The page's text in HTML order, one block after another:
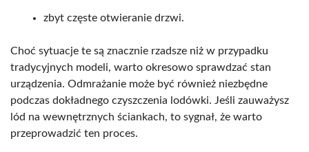
zbyt częste otwieranie drzwi.
Choć sytuacje te są znacznie rzadsze niż w przypadku
tradycyjnych modeli, warto okresowo sprawdzać stan
urządzenia. Odmrażanie może być również niezbędne
podczas dokładnego czyszczenia lodówki. Jeśli zauważysz
lód na wewnętrznych ściankach, to sygnał, że warto
przeprowadzić ten proces.